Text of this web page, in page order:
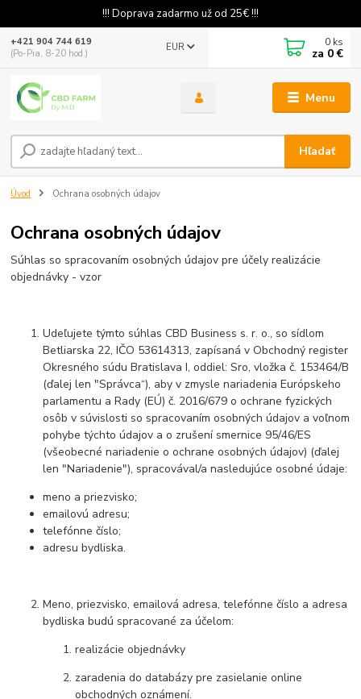
!!! Doprava zadarmo už od 25€ !!!
Menu
EUR
Hľadať
+421 904 744 619
(Po-Pia, 8-20 hod.)
0 ks
za 0 €
Úvod Ochrana osobných údajov
Ochrana osobných údajov
Súhlas so spracovaním osobných údajov pre účely realizácie
objednávky - vzor
Udeľujete týmto súhlas CBD Business s. r. o., so sídlom
Betliarska 22, IČO 53614313, zapísaná v Obchodný register
Okresného súdu Bratislava I, oddiel: Sro, vložka č. 153464/B
(ďalej len "Správca“), aby v zmysle nariadenia Európskeho
parlamentu a Rady (EÚ) č. 2016/679 o ochrane fyzických
osôb v súvislosti so spracovaním osobných údajov a voľnom
pohybe týchto údajov a o zrušení smernice 95/46/ES
(všeobecné nariadenie o ochrane osobných údajov) (ďalej
len "Nariadenie"), spracovával/a nasledujúce osobné údaje:
meno a priezvisko;
emailovú adresu;
telefónne číslo;
adresu bydliska.
Meno, priezvisko, emailová adresa, telefónne číslo a adresa
bydliska budú spracované za účelom:
realizácie objednávky
zaradenia do databázy pre zasielanie online
obchodných oznámení.